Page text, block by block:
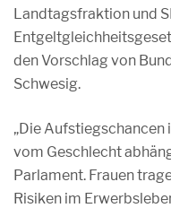
Landtagsfraktion und
den Vorschlag von
Schwesig.
„Die Aufstiegschancen
vom Geschlecht
Parlament. Frauen
Risiken im